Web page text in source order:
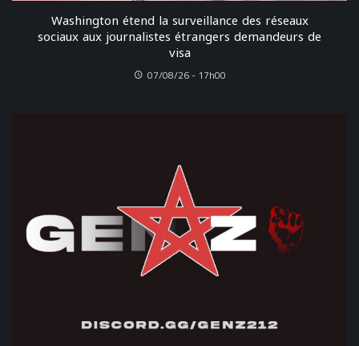
Washington étend la surveillance des réseaux
sociaux aux journalistes étrangers demandeurs de
visa
07/08/26 - 17h00